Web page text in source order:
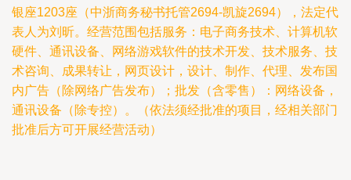
银座1203座（中浙商务秘书托管2694-凯旋2694），法定代
表人为刘昕。经营范围包括服务：电子商务技术、计算机软
硬件、通讯设备、网络游戏软件的技术开发、技术服务、技
术咨询、成果转让，网页设计，设计、制作、代理、发布国
内广告（除网络广告发布）；批发（含零售）：网络设备，
通讯设备（除专控）。（依法须经批准的项目，经相关部门
批准后方可开展经营活动）